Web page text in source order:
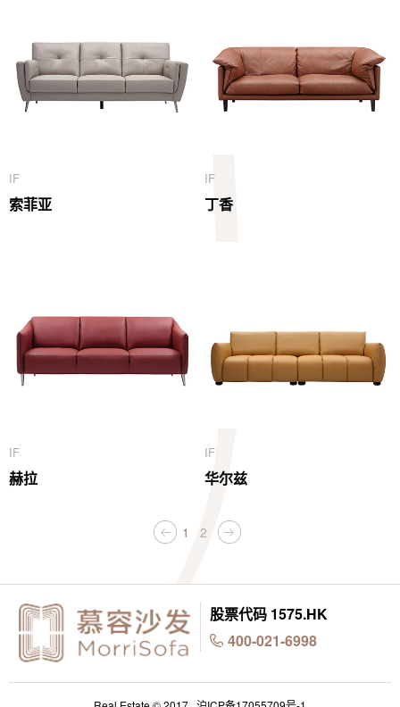
IF
索菲亚
IF
丁香
IF
赫拉
IF
华尔兹
1 2
股票代码 1575.HK
400-021-6998